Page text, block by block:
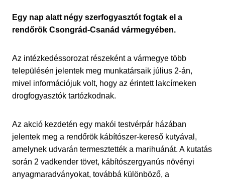
Egy nap alatt négy szerfogyasztót fogtak el a
rendőrök Csongrád-Csanád vármegyében.
Az intézkedéssorozat részeként a vármegye több
településén jelentek meg munkatársaik július 2-án,
mivel információjuk volt, hogy az érintett lakcímeken
drogfogyasztók tartózkodnak.
Az akció kezdetén egy makói testvérpár házában
jelentek meg a rendőrök kábítószer-kereső kutyával,
amelynek udvarán termesztették a marihuánát. A kutatás
során 2 vadkender tövet, kábítószergyanús növényi
anyagmaradványokat, továbbá különböző, a